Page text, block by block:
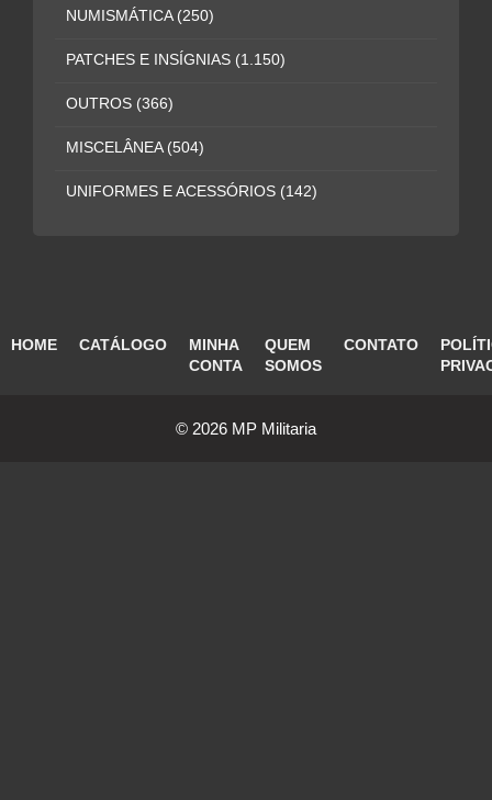
NUMISMÁTICA (250)
PATCHES E INSÍGNIAS (1.150)
OUTROS (366)
MISCELÂNEA (504)
UNIFORMES E ACESSÓRIOS (142)
HOME CATÁLOGO
MINHA
CONTA
QUEM
SOMOS
CONTATO
© 2026 MP Militaria